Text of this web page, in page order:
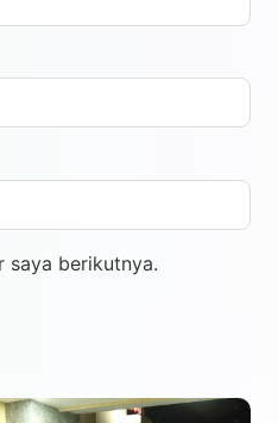
saya berikutnya.